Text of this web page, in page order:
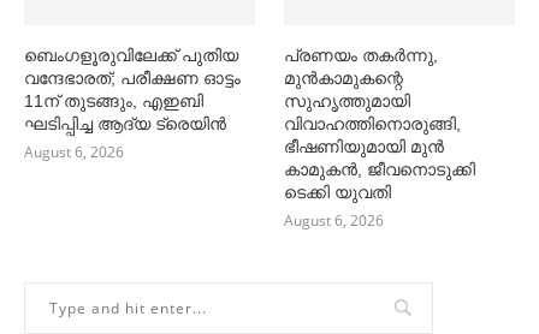
ബെംഗളൂരുവിലേക്ക് പുതിയ
വന്ദേഭാരത്; പരീക്ഷണ ഓട്ടം
11ന് തുടങ്ങും, എഇബി
ഘടിപ്പിച്ച ആദ്യ ട്രെയിന്‍
August 6, 2026
പ്രണയം തകര്‍ന്നു,
മുൻകാമുകന്റെ
സുഹൃത്തുമായി
വിവാഹത്തിനൊരുങ്ങി,
ഭീഷണിയുമായി മുൻ
കാമുകൻ, ജീവനൊടുക്കി
ടെക്കി യുവതി
August 6, 2026